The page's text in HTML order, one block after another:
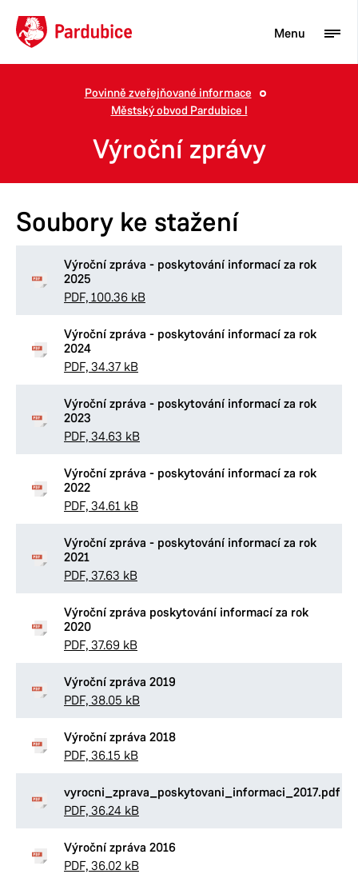
Turista
Aktuality
Občan
Podnikatel
Povinně zveřejňované informace
Městský obvod Pardubice I
Výroční zprávy
Soubory ke stažení
Výroční zpráva - poskytování informací za rok
2025
PDF, 100.36 kB
Výroční zpráva - poskytování informací za rok
2024
PDF, 34.37 kB
Výroční zpráva - poskytování informací za rok
2023
PDF, 34.63 kB
Výroční zpráva - poskytování informací za rok
2022
PDF, 34.61 kB
Výroční zpráva - poskytování informací za rok
2021
PDF, 37.63 kB
Výroční zpráva poskytování informací za rok
2020
PDF, 37.69 kB
Výroční zpráva 2019
PDF, 38.05 kB
Výroční zpráva 2018
PDF, 36.15 kB
vyrocni_zprava_poskytovani_informaci_2017.pdf
PDF, 36.24 kB
Výroční zpráva 2016
PDF, 36.02 kB
Menu